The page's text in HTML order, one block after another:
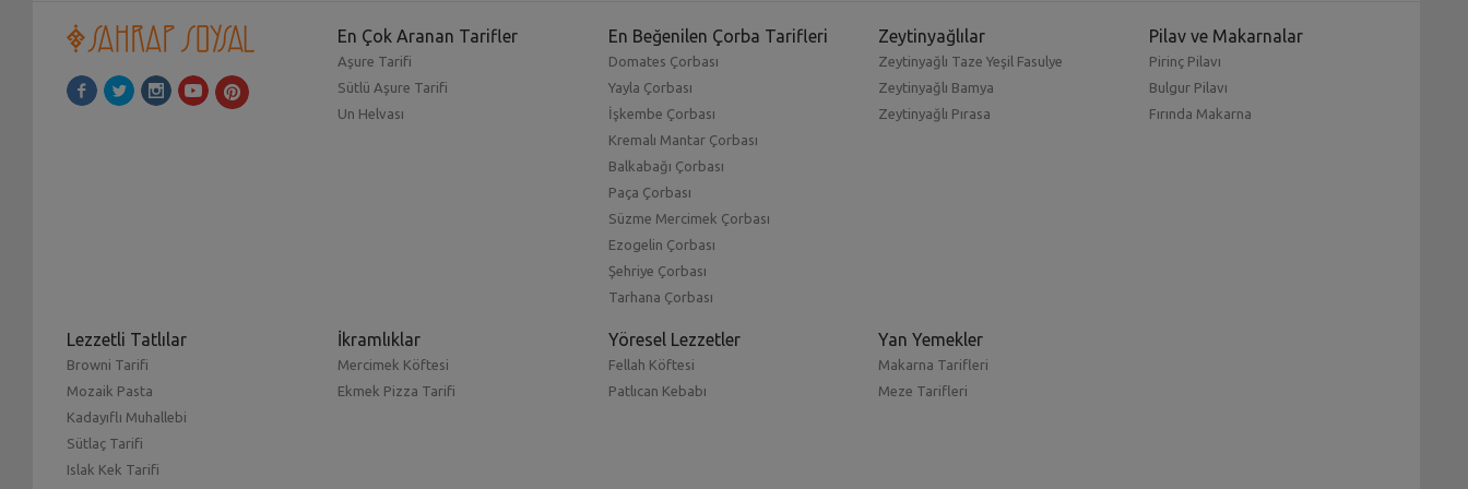
En Çok Aranan Tarifler
Aşure Tarifi
Sütlü Aşure Tarifi
Un Helvası
En Beğenilen Çorba Tarifleri
Domates Çorbası
Yayla Çorbası
İşkembe Çorbası
Kremalı Mantar Çorbası
Balkabağı Çorbası
Paça Çorbası
Süzme Mercimek Çorbası
Ezogelin Çorbası
Şehriye Çorbası
Tarhana Çorbası
Zeytinyağlılar
Zeytinyağlı Taze Yeşil Fasulye
Zeytinyağlı Bamya
Zeytinyağlı Pırasa
Pilav ve Makarnalar
Pirinç Pilavı
Bulgur Pilavı
Fırında Makarna
Lezzetli Tatlılar
Browni Tarifi
Mozaik Pasta
Kadayıflı Muhallebi
Sütlaç Tarifi
Islak Kek Tarifi
İkramlıklar
Mercimek Köftesi
Ekmek Pizza Tarifi
Yöresel Lezzetler
Fellah Köftesi
Patlıcan Kebabı
Yan Yemekler
Makarna Tarifleri
Meze Tarifleri